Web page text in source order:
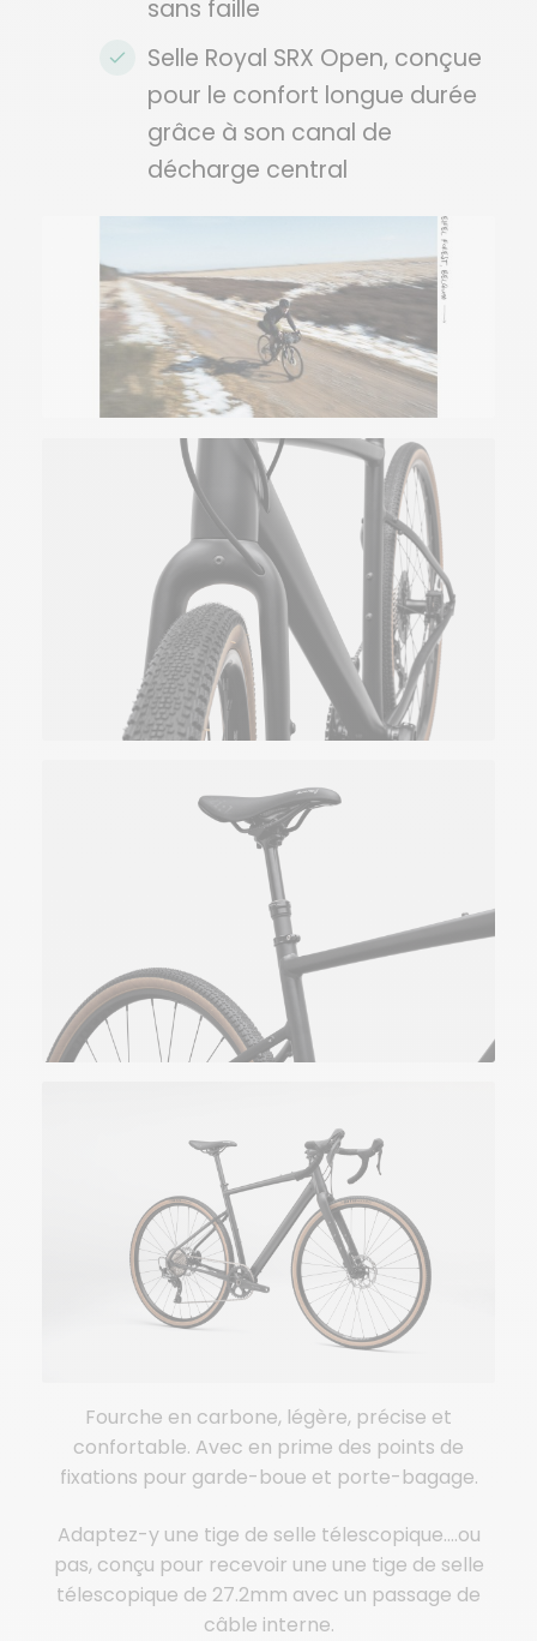
sans faille
Selle Royal SRX Open, conçue
pour le confort longue durée
grâce à son canal de
décharge central
Fourche en carbone, légère, précise et
confortable. Avec en prime des points de
fixations pour garde-boue et porte-bagage.
Adaptez-y une tige de selle télescopique….ou
pas, conçu pour recevoir une une tige de selle
télescopique de 27.2mm avec un passage de
câble interne.